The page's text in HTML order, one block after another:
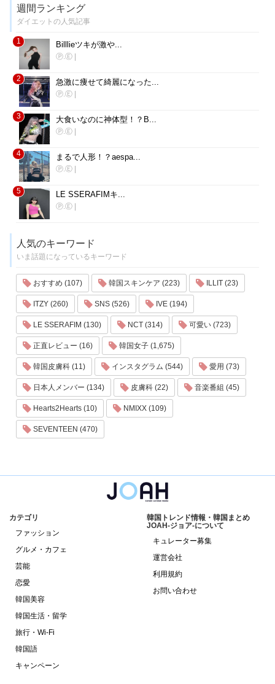
週間ランキング
ダイエットの人気記事
1 Billlieツキが激や...
Ⓟ.Ⓔ
2 急激に痩せて綺麗になった...
Ⓟ.Ⓔ
3 大食いなのに神体型！？B...
Ⓟ.Ⓔ
4 まるで人形！？aespa...
Ⓟ.Ⓔ
5 LE SSERAFIMキ...
Ⓟ.Ⓔ
人気のキーワード
いま話題になっているキーワード
おすすめ (107) 韓国スキンケア (223) ILLIT (23)
ITZY (260) SNS (526) IVE (194)
LE SSERAFIM (130) NCT (314) 可愛い (723)
正直レビュー (16) 韓国女子 (1,675)
韓国皮膚科 (11) インスタグラム (544) 愛用 (73)
日本人メンバー (134) 皮膚科 (22) 音楽番組 (45)
Hearts2Hearts (10) NMIXX (109)
SEVENTEEN (470)
カテゴリ
ファッション
グルメ・カフェ
芸能
恋愛
韓国美容
韓国生活・留学
旅行・Wi-Fi
韓国語
キャンペーン
韓国トレンド情報・韓国まとめ
JOAH-ジョア-について
キュレーター募集
運営会社
利用規約
お問い合わせ